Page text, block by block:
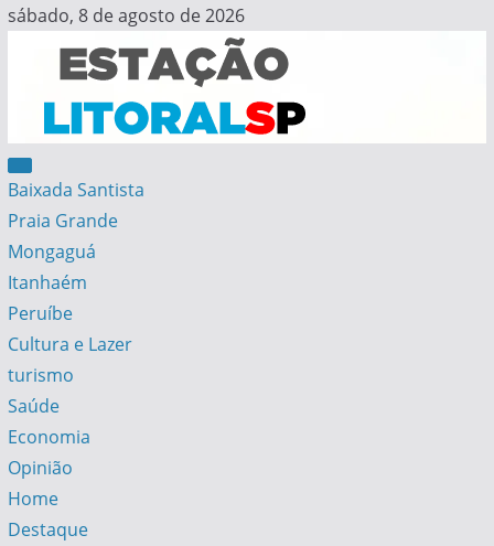
Skip
content
sábado, 8 de agosto de 2026
Estação Litoral SP
Notícias da Baixada Santista
Baixada Santista
Praia Grande
Mongaguá
Itanhaém
Peruíbe
Cultura e Lazer
turismo
Saúde
Economia
Opinião
Home
Destaque